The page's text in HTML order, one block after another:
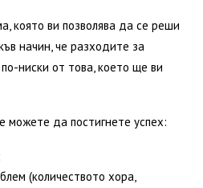
която ви позволява да се реши
начин, че разходите за
ниски от това, което ще ви
можете да постигнете успех:
(количеството хора,